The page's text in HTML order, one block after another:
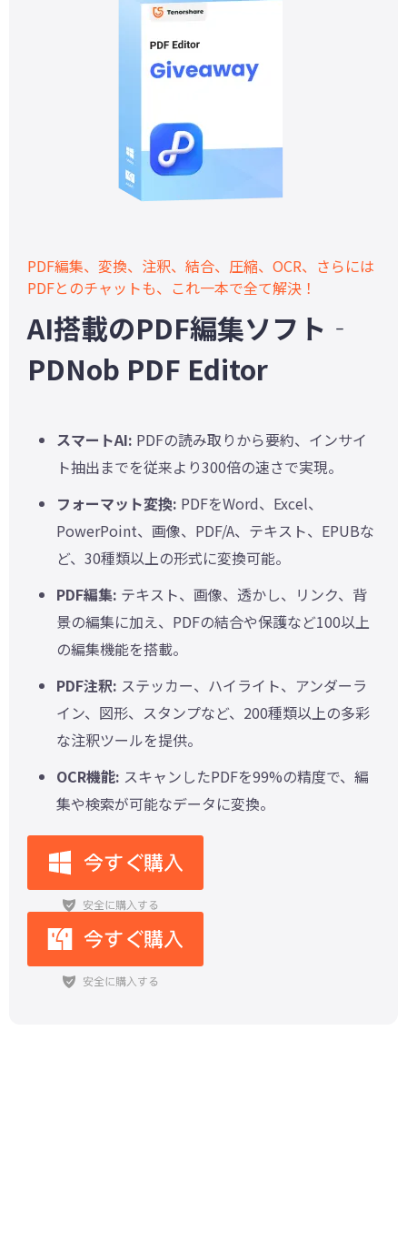
PDF編集、変換、注釈、結合、圧縮、OCR、さらには
PDFとのチャットも、これ一本で全て解決！
AI搭載のPDF編集ソフト‐
PDNob PDF Editor
スマートAI: PDFの読み取りから要約、インサイ
ト抽出までを従来より300倍の速さで実現。
フォーマット変換: PDFをWord、Excel、
PowerPoint、画像、PDF/A、テキスト、EPUBな
ど、30種類以上の形式に変換可能。
PDF編集: テキスト、画像、透かし、リンク、背
景の編集に加え、PDFの結合や保護など100以上
の編集機能を搭載。
PDF注釈: ステッカー、ハイライト、アンダーラ
イン、図形、スタンプなど、200種類以上の多彩
な注釈ツールを提供。
OCR機能: スキャンしたPDFを99%の精度で、編
集や検索が可能なデータに変換。